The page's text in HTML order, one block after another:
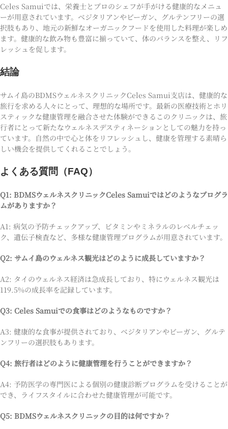
Celes Samuiでは、栄養士とプロのシェフが手がける健康的なメニュ
ーが用意されています。ベジタリアンやビーガン、グルテンフリーの選
択肢もあり、地元の新鮮なオーガニックフードを使用した料理が楽しめ
ます。健康的な飲み物も豊富に揃っていて、体のバランスを整え、リフ
レッシュを促します。
結論
サムイ島のBDMSウェルネスクリニックCeles Samui支店は、健康的な
旅行を求める人々にとって、理想的な場所です。最新の医療技術とホリ
スティックな健康管理を融合させた体験ができるこのクリニックは、旅
行者にとって新たなウェルネスデスティネーションとしての魅力を持っ
ています。自然の中で心と体をリフレッシュし、健康を管理する素晴ら
しい機会を提供してくれることでしょう。
よくある質問（FAQ）
Q1: BDMSウェルネスクリニックCeles Samuiではどのようなプログラ
ムがありますか？
A1: 病気の予防チェックアップ、ビタミンやミネラルのレベルチェッ
ク、遺伝子検査など、多様な健康管理プログラムが用意されています。
Q2: サムイ島のウェルネス観光はどのように成長していますか？
A2: タイのウェルネス経済は急成長しており、特にウェルネス観光は
119.5%の成長率を記録しています。
Q3: Celes Samuiでの食事はどのようなものですか？
A3: 健康的な食事が提供されており、ベジタリアンやビーガン、グルテ
ンフリーの選択肢もあります。
Q4: 旅行者はどのように健康管理を行うことができますか？
A4: 予防医学の専門医による個別の健康診断プログラムを受けることが
でき、ライフスタイルに合わせた健康管理が可能です。
Q5: BDMSウェルネスクリニックの目的は何ですか？